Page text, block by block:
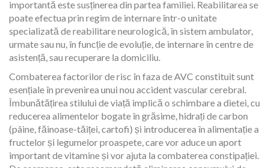
importantă este susținerea din partea familiei. Reabilitarea se
poate efectua prin regim de internare într-o unitate
specializată de reabilitare neurologică, în sistem ambulator,
urmate sau nu, în funcție de evoluție, de internare în centre de
asistență, sau recuperare la domiciliu.
Combaterea factorilor de risc în faza de AVC constituit sunt
esențiale în prevenirea unui nou accident vascular cerebral.
Îmbunătățirea stilului de viață implică o schimbare a dietei, cu
reducerea alimentelor bogate în grăsime, hidrați de carbon
(pâine, făinoase-tăiței, cartofi) și introducerea în alimentație a
fructelor și legumelor proaspete, care vor aduce un aport
important de vitamine și vor ajuta la combaterea constipației.